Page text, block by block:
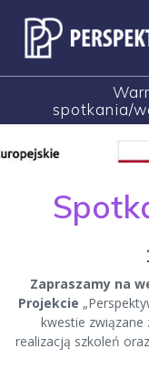
spotkania/
Zapraszamy na
Projekcie
kwestie
realizacją szkoleń